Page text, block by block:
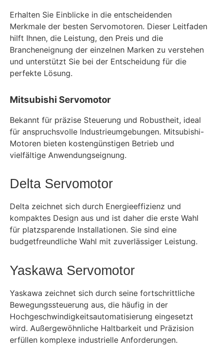
Erhalten Sie Einblicke in die entscheidenden
Merkmale der besten Servomotoren. Dieser Leitfaden
hilft Ihnen, die Leistung, den Preis und die
Brancheneignung der einzelnen Marken zu verstehen
und unterstützt Sie bei der Entscheidung für die
perfekte Lösung.
Mitsubishi Servomotor
Bekannt für präzise Steuerung und Robustheit, ideal
für anspruchsvolle Industrieumgebungen. Mitsubishi-
Motoren bieten kostengünstigen Betrieb und
vielfältige Anwendungseignung.
Delta Servomotor
Delta zeichnet sich durch Energieeffizienz und
kompaktes Design aus und ist daher die erste Wahl
für platzsparende Installationen. Sie sind eine
budgetfreundliche Wahl mit zuverlässiger Leistung.
Yaskawa Servomotor
Yaskawa zeichnet sich durch seine fortschrittliche
Bewegungssteuerung aus, die häufig in der
Hochgeschwindigkeitsautomatisierung eingesetzt
wird. Außergewöhnliche Haltbarkeit und Präzision
erfüllen komplexe industrielle Anforderungen.